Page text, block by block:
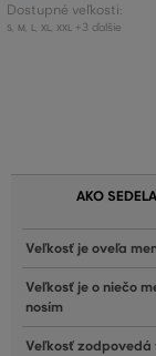
Dostupné veľkosti:
S M L XL XXL +3 ďalšie
AKO
Veľkosť je oveľa
Veľkosť je o niečo
nosím
Veľkosť